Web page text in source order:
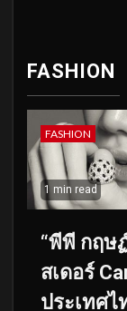
FASHION
FASHION
1 min read
“พีพี กฤษ
สเดอร์
ประเทศไ